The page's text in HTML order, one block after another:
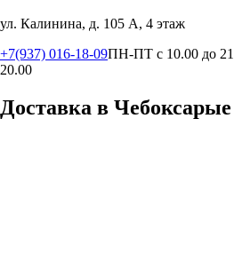
ул. Калинина, д. 105 А, 4 этаж
+7(937) 016-18-09ПН-ПТ с 10.00 до
20.00
Доставка в Чебоксарые